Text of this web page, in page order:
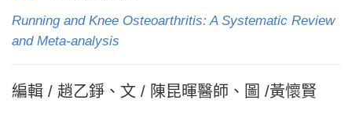
Running and Knee Osteoarthritis: A Systematic Review
and Meta-analysis
編輯 / 趙乙錚、文 / 陳昆暉醫師、圖 /黃懷賢